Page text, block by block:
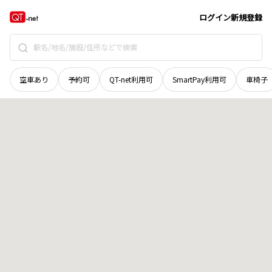
ログイン新規登録
空車あり 予約可 QT-net利用可 SmartPay利用可 車椅子
山口県